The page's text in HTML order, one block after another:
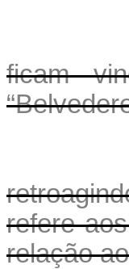
ficam
refere
relação